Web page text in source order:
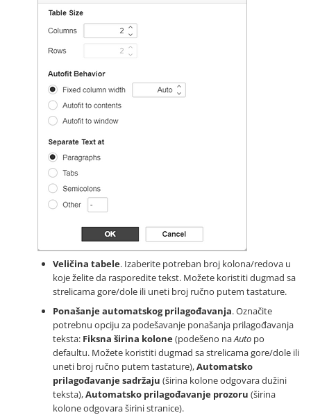
Veličina tabele. Izaberite potreban broj kolona/redova u
koje želite da rasporedite tekst. Možete koristiti dugmad sa
strelicama gore/dole ili uneti broj ručno putem tastature.
Ponašanje automatskog prilagođavanja. Označite
potrebnu opciju za podešavanje ponašanja prilagođavanja
teksta: Fiksna širina kolone(podešeno naAuto po
defaultu. Možete koristiti dugmad sa strelicama gore/dole ili
uneti broj ručno putem tastature),Automatsko
prilagođavanje sadržaju (širina kolone odgovara dužini
teksta),Automatsko prilagođavanje prozoru (širina
kolone odgovara širini stranice).